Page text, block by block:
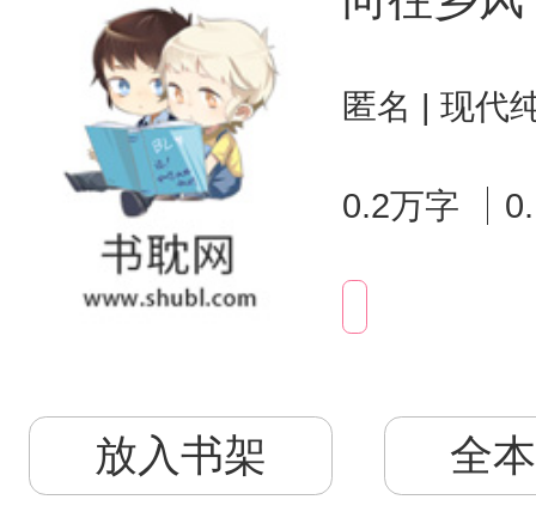
匿名 | 现代
0.2万字
放入书架 全